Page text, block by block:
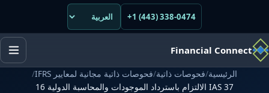
+1 (443) 338-0474
Financial Connect
الرئيسية/فحوصات ذاتية/فحوصات ذاتية مجانية لمعايير IFRS
/
IAS 37 الالتزام باسترداد الموجودات والمحاسبة الدولية 16